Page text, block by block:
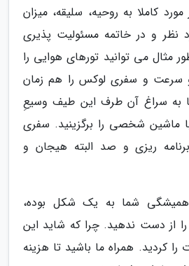
کاملا به روحیه، سلیقه، میزان
نظر و در خاتمه مسئولیت پذیری
مثال می توانید تورهای هوایی را
و سرعت و سفری لوکس را هم زمان
به سراغ آن طرف این طیف وسیعِ
ماشین شخصی را برگزینید. سفری
ریزی و صد البته هیجان و
شما به یک شکل بوده،
از دست ندهید. چرا که شاید این
کردید. همراه ما باشید تا هزینه